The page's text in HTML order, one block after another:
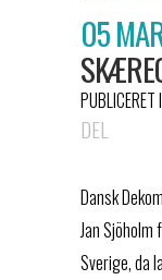
05
DEL
Dansk
Jan Sjöholm
Sverige, da